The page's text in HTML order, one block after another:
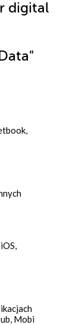
digital
Mobi